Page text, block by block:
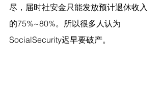
尽，届时社安金只能发放预计退休收入
的75%~80%。所以很多人认为
SocialSecurity迟早要破产。